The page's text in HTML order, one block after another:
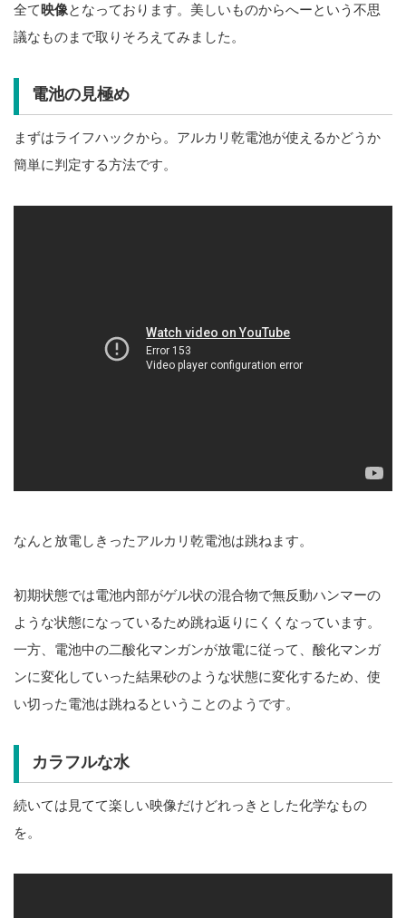
全て映像となっております。美しいものからへーという不思
議なものまで取りそろえてみました。
電池の見極め
まずはライフハックから。アルカリ乾電池が使えるかどうか
簡単に判定する方法です。
なんと放電しきったアルカリ乾電池は跳ねます。
初期状態では電池内部がゲル状の混合物で無反動ハンマーの
ような状態になっているため跳ね返りにくくなっています。
一方、電池中の二酸化マンガンが放電に従って、酸化マンガ
ンに変化していった結果砂のような状態に変化するため、使
い切った電池は跳ねるということのようです。
カラフルな水
続いては見てて楽しい映像だけどれっきとした化学なもの
を。